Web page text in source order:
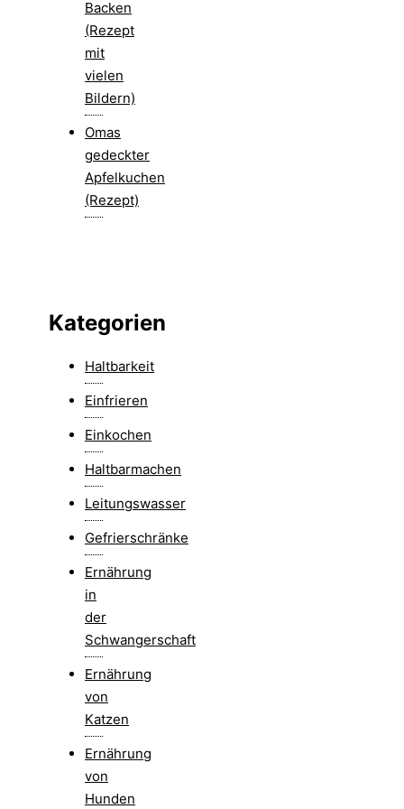
Backen
(Rezept
mit
vielen
Bildern)
Omas
gedeckter
Apfelkuchen
(Rezept)
Kategorien
Haltbarkeit
Einfrieren
Einkochen
Haltbarmachen
Leitungswasser
Gefrierschränke
Ernährung
in
der
Schwangerschaft
Ernährung
von
Katzen
Ernährung
von
Hunden